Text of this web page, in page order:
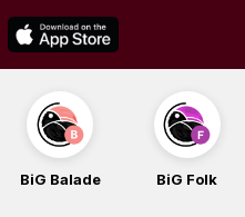
BiG Folk BiG iG